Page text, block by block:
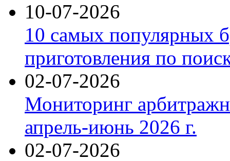
10-07-2026
10 самых популярных
приготовления по
02-07-2026
Мониторинг
апрель-июнь 2026 г.
02-07-2026